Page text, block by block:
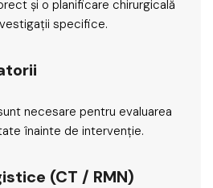
și o planificare chirurgicală
specifice.
necesare pentru evaluarea
înainte de intervenție.
(CT / RMN)